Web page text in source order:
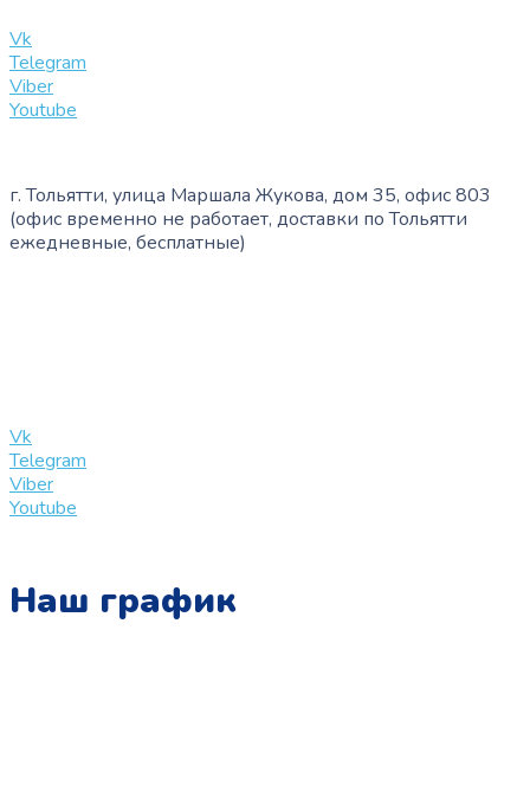
Vk
Telegram
Viber
Youtube
г. Тольятти, улица Маршала Жукова, дом 35, офис 803
(офис временно не работает, доставки по Тольятти
ежедневные, бесплатные)
Vk
Telegram
Viber
Youtube
Наш график